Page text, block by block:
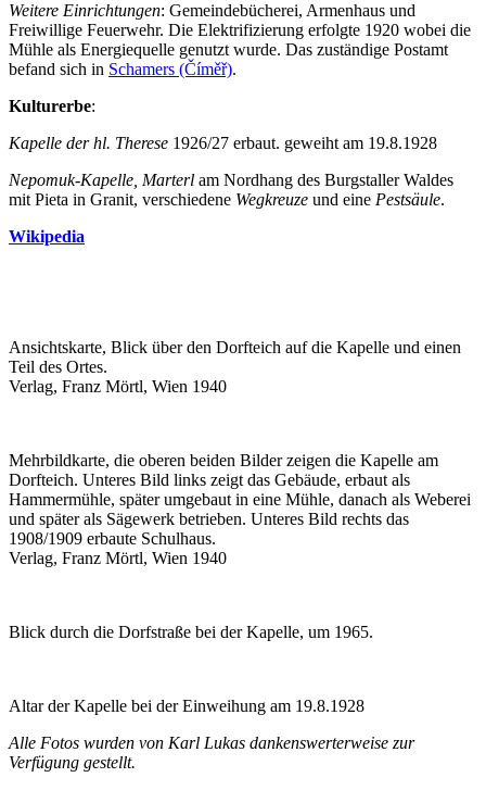
Weitere Einrichtungen: Gemeindebücherei, Armenhaus und
Freiwillige Feuerwehr. Die Elektrifizierung erfolgte 1920 wobei die
Mühle als Energiequelle genutzt wurde. Das zuständige Postamt
befand sich in Schamers (Číměř).
Kulturerbe:
Kapelle der hl. Therese 1926/27 erbaut. geweiht am 19.8.1928
Nepomuk-Kapelle, Marterl am Nordhang des Burgstaller Waldes
mit Pieta in Granit, verschiedene Wegkreuze und eine Pestsäule.
Wikipedia
Ansichtskarte, Blick über den Dorfteich auf die Kapelle und einen
Teil des Ortes.
Verlag, Franz Mörtl, Wien 1940
Mehrbildkarte, die oberen beiden Bilder zeigen die Kapelle am
Dorfteich. Unteres Bild links zeigt das Gebäude, erbaut als
Hammermühle, später umgebaut in eine Mühle, danach als Weberei
und später als Sägewerk betrieben. Unteres Bild rechts das
1908/1909 erbaute Schulhaus.
Verlag, Franz Mörtl, Wien 1940
Blick durch die Dorfstraße bei der Kapelle, um 1965.
Altar der Kapelle bei der Einweihung am 19.8.1928
Alle Fotos wurden von Karl Lukas dankenswerterweise zur
Verfügung gestellt.